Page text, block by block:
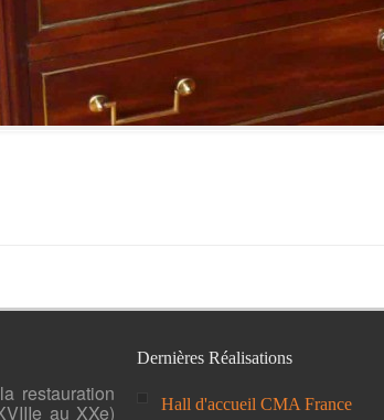
restauration
au XXe)
Dernières Réalisations
Hall d'accueil CMA France